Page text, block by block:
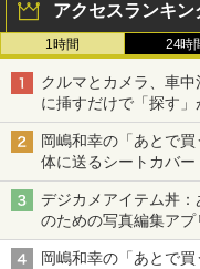
アクセスランキン
1時間 24時
クルマとカメラ、車
に挿すだけで「探す
岡嶋和幸の「あとで
体に送るシートカバ
デジカメアイテム丼：
のための写真編集ア
る「Filmator」
岡嶋和幸の「あとで